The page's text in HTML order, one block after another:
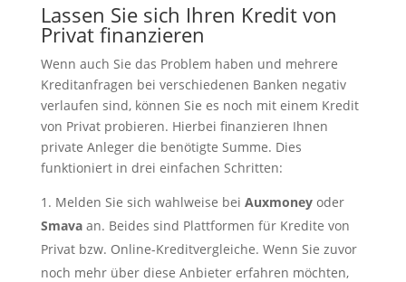
Lassen Sie sich Ihren Kredit von
Privat finanzieren
Wenn auch Sie das Problem haben und mehrere
Kreditanfragen bei verschiedenen Banken negativ
verlaufen sind, können Sie es noch mit einem Kredit
von Privat probieren. Hierbei finanzieren Ihnen
private Anleger die benötigte Summe. Dies
funktioniert in drei einfachen Schritten:
Melden Sie sich wahlweise bei Auxmoneyoder
Smavaan. Beides sind Plattformen für Kredite von
Privat bzw. Online-Kreditvergleiche. Wenn Sie zuvor
noch mehr über diese Anbieter erfahren möchten,